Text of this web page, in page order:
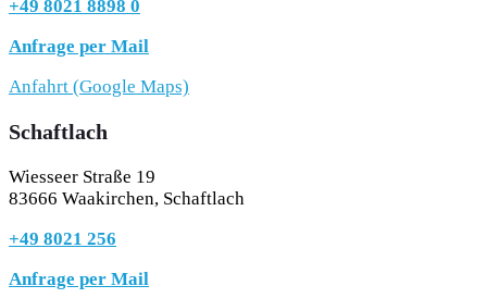
+49 8021 8898 0
Anfrage per Mail
Anfahrt (Google Maps)
Schaftlach
Wiesseer Straße 19
83666 Waakirchen, Schaftlach
+49 8021 256
Anfrage per Mail